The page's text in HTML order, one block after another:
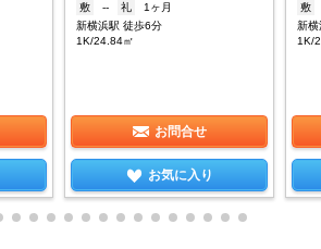
敷
-- 礼
1ヶ月
新横浜駅 徒歩6分
1K/24.84㎡
お問合せ
お気に入り
敷
新横
1K/